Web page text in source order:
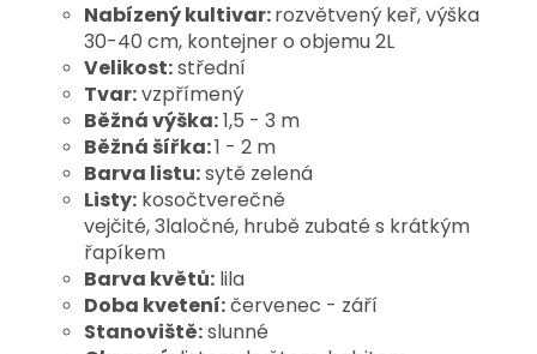
Nabízený kultivar:rozvětvený keř, výška
30-40 cm, kontejner o objemu 2L
Velikost:střední
Tvar:vzpřímený
Běžná výška:1,5 - 3 m
Běžná šířka:1 - 2 m
Barva listu:sytě zelená
Listy: kosočtverečně
vejčité, 3laločné, hrubě zubaté s krátkým
řapíkem
Barva květů: lila
Doba kvetení:červenec - září
Stanoviště:slunné